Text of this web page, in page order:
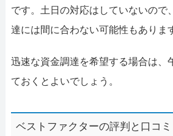
です。土日の対応はしていないので
達には間に合わない可能性もありま
迅速な資金調達を希望する場合は、
ておくとよいでしょう。
ベストファクターの評判と口コ